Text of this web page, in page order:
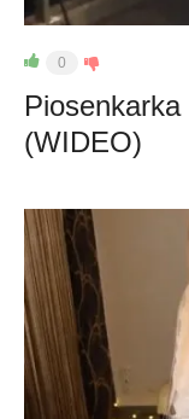
0
Piosenkarka
(WIDEO)